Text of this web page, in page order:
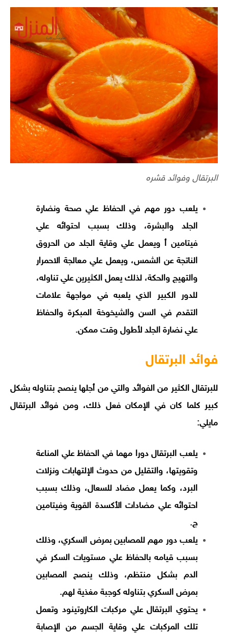
البرتقال وفوائد قشره
يلعب دور مهم في الحفاظ علي صحة ونضارة
الجلد والبشرة، وذلك بسبب احتوائه علي
فيتامين أ ويعمل علي وقاية الجلد من الحروق
الناتجة عن الشمس، ويعمل علي معالجة الاحمرار
والتهيج والحكة، لذلك يعمل الكثيرين علي تناوله،
للدور الكبير الذي يلعبه في مواجهة علامات
التقدم في السن والشيخوخة المبكرة والحفاظ
علي نضارة الجلد لأطول وقت ممكن.
فوائد البرتقال
للبرتقال الكثير من الفوائد والتي من أجلها ينصح بتناوله بشكل
كبير كلما كان في الإمكان فعل ذلك، ومن فوائد البرتقال
مايلي:
يلعب البرتقال دورا مهما في الحفاظ علي المناعة
وتقويتها، والتقليل من حدوث الإلتهابات ونزلات
البرد، وكما يعمل مضاد للسعال، وذلك بسبب
احتوائه علي مضادات الأكسدة القوية وفيتامين
ج.
يلعب دور مهم للمصابين بمرض السكري، وذلك
بسبب قيامه بالحفاظ علي مستويات السكر في
الدم بشكل منتظم، وذلك ينصح المصابين
بمرض السكري بتناوله كوجبة مغذية لهم.
يحتوي البرتقال علي مركبات الكاروتينود وتعمل
تلك المركبات علي وقاية الجسم من الإصابة